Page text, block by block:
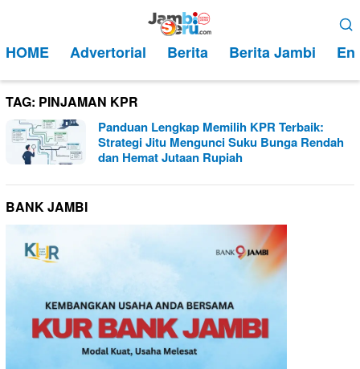
kontenMobile
HOME Advertorial Berita Berita Jambi
TAG: PINJAMAN KPR
Panduan Lengkap Memilih KPR Terbaik:
Strategi Jitu Mengunci Suku Bunga Rendah
dan Hemat Jutaan Rupiah
BANK JAMBI